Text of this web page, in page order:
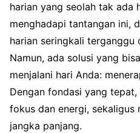
harian yang seolah tak ada
menghadapi tantangan ini,
harian seringkali terganggu
Namun, ada solusi yang
menjalani hari Anda:
Dengan fondasi yang
fokus dan energi,
jangka panjang.